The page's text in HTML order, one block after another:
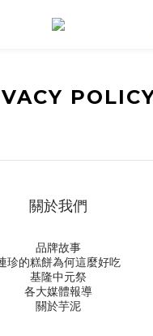
關於我們
品牌故事
珍的糕餅為何這麼好吃
基隆中元祭
各大媒體報導
關於芋泥